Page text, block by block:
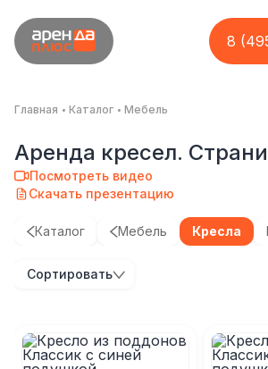
8
Главная Каталог Мебель
Аренда кресел.
Посмотреть видео
Скачать презентацию
Каталог Мебель Кресла
Сортировать